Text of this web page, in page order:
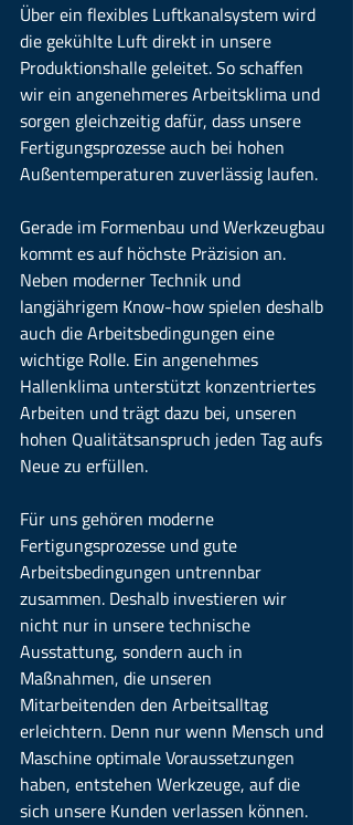
Über ein flexibles Luftkanalsystem wird
die gekühlte Luft direkt in unsere
Produktionshalle geleitet. So schaffen
wir ein angenehmeres Arbeitsklima und
sorgen gleichzeitig dafür, dass unsere
Fertigungsprozesse auch bei hohen
Außentemperaturen zuverlässig laufen.
Gerade im Formenbau und Werkzeugbau
kommt es auf höchste Präzision an.
Neben moderner Technik und
langjährigem Know-how spielen deshalb
auch die Arbeitsbedingungen eine
wichtige Rolle. Ein angenehmes
Hallenklima unterstützt konzentriertes
Arbeiten und trägt dazu bei, unseren
hohen Qualitätsanspruch jeden Tag aufs
Neue zu erfüllen.
Für uns gehören moderne
Fertigungsprozesse und gute
Arbeitsbedingungen untrennbar
zusammen. Deshalb investieren wir
nicht nur in unsere technische
Ausstattung, sondern auch in
Maßnahmen, die unseren
Mitarbeitenden den Arbeitsalltag
erleichtern. Denn nur wenn Mensch und
Maschine optimale Voraussetzungen
haben, entstehen Werkzeuge, auf die
sich unsere Kunden verlassen können.